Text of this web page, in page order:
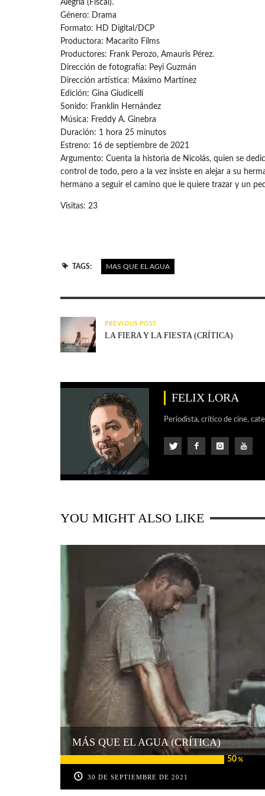
Alegría (Fiscal).
Género: Drama
Formato: HD Digital/DCP
Productora: Macarito Films
Productores: Frank Perozo, Amauris Pérez.
Dirección de fotografía: Peyi Guzmán
Dirección artística: Máximo Martínez
Edición: Gina Giudicelli
Sonido: Franklin Hernández
Música: Freddy A. Ginebra
Duración: 1 hora 25 minutos
Estreno: 16 de septiembre de 2021
Argumento: Cuenta la historia de Nicolás, quien se
control de todo, pero a la vez insiste en alejar a su
hermano a seguir el camino que le quiere trazar y un
Visitas: 23
TAGS: MAS QUE EL AGUA
PREVIOUS POST
LA FIERA Y LA FIESTA (CRÍTICA)
FELIX LORA
Periodista, crítico de cine,
YOU MIGHT ALSO LIKE
50%
MÁS QUE EL AGUA (CRÍTICA)
30 DE SEPTIEMBRE DE 2021